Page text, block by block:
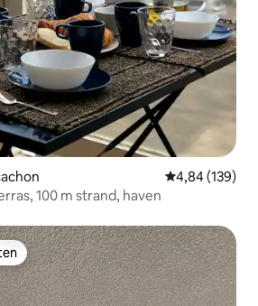
Gemiddelde
4,84 (139)
100 m strand, haven